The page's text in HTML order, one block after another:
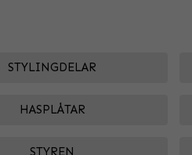
STYLINGDELAR
HASPLÅTAR
STYREN